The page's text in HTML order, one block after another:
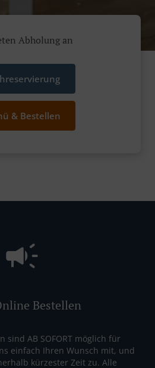
Abholung an
& Bestellen
Bestellen
sind AB SOFORT möglich für
einfach Ihren Wunsch mit, und
kürzester Zeit zu. Alle